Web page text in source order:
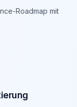
Roadmap mit